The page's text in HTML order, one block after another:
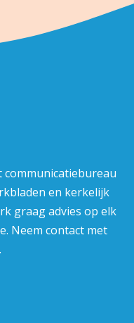
communicatiebureau
en kerkelijk
graag advies op elk
Neem contact met